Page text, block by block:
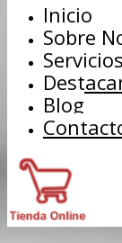
Inicio
Sobre
Servicios
Blog